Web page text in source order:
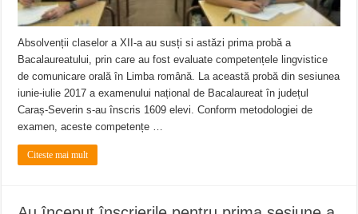
Absolvenții claselor a XII-a au susți si astăzi prima probă a
Bacalaureatului, prin care au fost evaluate competențele lingvistice
de comunicare orală în Limba română. La această probă din sesiunea
iunie-iulie 2017 a examenului național de Bacalaureat în județul
Caraș-Severin s-au înscris 1609 elevi. Conform metodologiei de
examen, aceste competențe …
Citeste mai mult